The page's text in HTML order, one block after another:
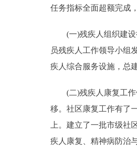
走进北京
北京概况
绿色北京
ENGLISH
DEUTSCH
任务指标全面超额完成
(一)残疾人组织建设
员残疾人工作领导小组
疾人综合服务设施，总
(二)残疾人康复工作
移。社区康复工作有了
上。建立了一批市级
疾人康复、精神病防治